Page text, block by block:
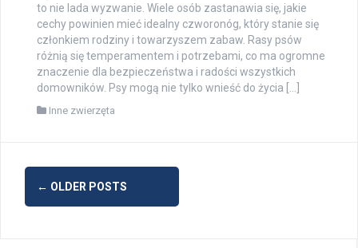
to nie lada wyzwanie. Wiele osób zastanawia się, jakie
cechy powinien mieć idealny czworonóg, który stanie się
członkiem rodziny i towarzyszem zabaw. Rasy psów
różnią się temperamentem i potrzebami, co ma ogromne
znaczenie dla bezpieczeństwa i radości wszystkich
domowników. Psy mogą nie tylko wnieść do życia […]
Inne zwierzęta
Posts
navigation
← OLDER POSTS